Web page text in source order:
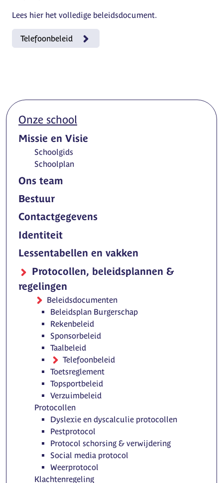
Lees hier het volledige beleidsdocument.
Telefoonbeleid
Onze school
Missie en Visie
Schoolgids
Schoolplan
Ons team
Bestuur
Contactgegevens
Identiteit
Lessentabellen en vakken
regelingen
Beleidsdocumenten
Beleidsplan Burgerschap
Rekenbeleid
Sponsorbeleid
Taalbeleid
Telefoonbeleid
Toetsreglement
Topsportbeleid
Verzuimbeleid
Protocollen
Dyslexie en dyscalculie protocollen
Pestprotocol
Protocol schorsing & verwijdering
Social media protocol
Weerprotocol
Klachtenregeling